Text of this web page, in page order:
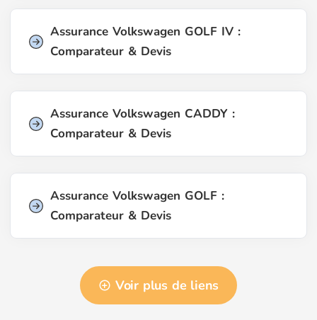
Assurance Volkswagen GOLF IV :
Comparateur & Devis
Assurance Volkswagen CADDY :
Comparateur & Devis
Assurance Volkswagen GOLF :
Comparateur & Devis
Voir plus de liens